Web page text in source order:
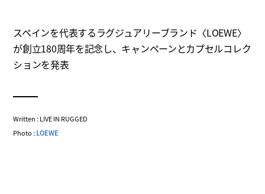
スペインを代表するラグジュアリーブランド〈LOEWE〉
が創立180周年を記念し、キャンペーンとカプセルコレク
ションを発表
Written : LIVE IN RUGGED
Photo :LOEWE